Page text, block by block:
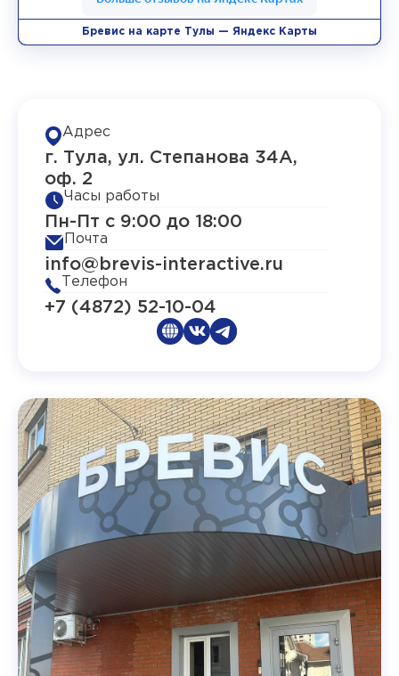
Бревис на карте Тулы — Яндекс Карты
Адрес
г. Тула, ул. Степанова 34А,
оф. 2
Часы работы
Пн-Пт с 9:00 до 18:00
Почта
info@brevis-interactive.ru
Телефон
+7 (4872) 52-10-04